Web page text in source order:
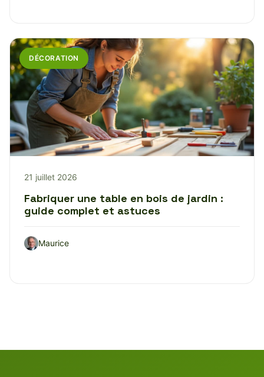
DÉCORATION
21 juillet 2026
Fabriquer une table en bois de jardin :
guide complet et astuces
Maurice